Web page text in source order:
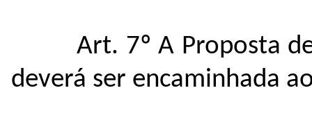
Art. 7º A Proposta
deverá ser encaminhada